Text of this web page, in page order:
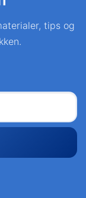
tips og